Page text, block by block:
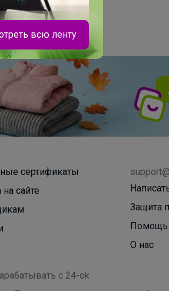
сертификаты
сайте
Защита
Помощь
О нас
с 24-ok
всю ленту